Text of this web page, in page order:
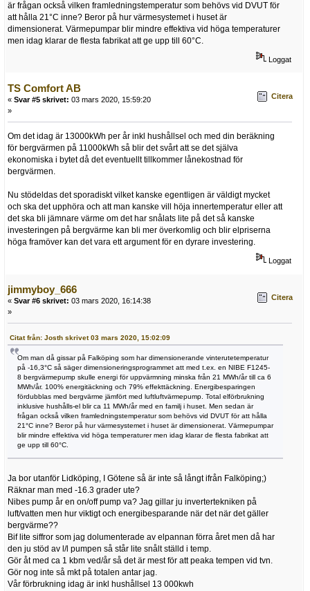
är frågan också vilken framledningstemperatur som behövs vid DVUT för
att hålla 21°C inne? Beror på hur värmesystemet i huset är
dimensionerat. Värmepumpar blir mindre effektiva vid höga temperaturer
men idag klarar de flesta fabrikat att ge upp till 60°C.
Loggat
TS Comfort AB
« Svar #5 skrivet: 03 mars 2020, 15:59:20
»
Citera
Om det idag är 13000kWh per år inkl hushållsel och med din beräkning
för bergvärmen på 11000kWh så blir det svårt att se det själva
ekonomiska i bytet då det eventuellt tillkommer lånekostnad för
bergvärmen.
Nu stödeldas det sporadiskt vilket kanske egentligen är väldigt mycket
och ska det upphöra och att man kanske vill höja innertemperatur eller att
det ska bli jämnare värme om det har snålats lite på det så kanske
investeringen på bergvärme kan bli mer överkomlig och blir elpriserna
höga framöver kan det vara ett argument för en dyrare investering.
Loggat
jimmyboy_666
« Svar #6 skrivet: 03 mars 2020, 16:14:38
»
Citera
Citat från: Josth skrivet 03 mars 2020, 15:02:09
Om man då gissar på Falköping som har dimensionerande vinterutetemperatur
på -16,3°C så säger dimensioneringsprogrammet att med t.ex. en NIBE F1245-
8 bergvärmepump skulle energi för uppvärmning minska från 21 MWh/år till ca 6
MWh/år. 100% energitäckning och 79% effekttäckning. Energibesparingen
fördubblas med bergvärme jämfört med luftluftvärmepump. Total elförbrukning
inklusive hushålls-el blir ca 11 MWh/år med en familj i huset. Men sedan är
frågan också vilken framledningstemperatur som behövs vid DVUT för att hålla
21°C inne? Beror på hur värmesystemet i huset är dimensionerat. Värmepumpar
blir mindre effektiva vid höga temperaturer men idag klarar de flesta fabrikat att
ge upp till 60°C.
Ja bor utanför Lidköping, I Götene så är inte så långt ifrån Falköping;)
Räknar man med -16.3 grader ute?
Nibes pump år en on/off pump va? Jag gillar ju invertertekniken på
luft/vatten men hur viktigt och energibesparande när det när det gäller
bergvärme??
Bif lite siffror som jag dolumenterade av elpannan förra året men då har
den ju stöd av l/l pumpen så står lite snålt ställd i temp.
Gör åt med ca 1 kbm ved/år så det är mest för att peaka tempen vid tvn.
Gör nog inte så mkt på totalen antar jag.
Vår förbrukning idag är inkl hushållsel 13 000kwh